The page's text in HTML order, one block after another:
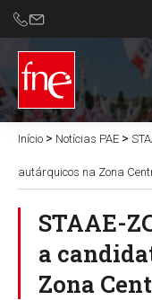
Início > Notícias PAE >
autárquicos na Zona
STAAE-
a
Zona